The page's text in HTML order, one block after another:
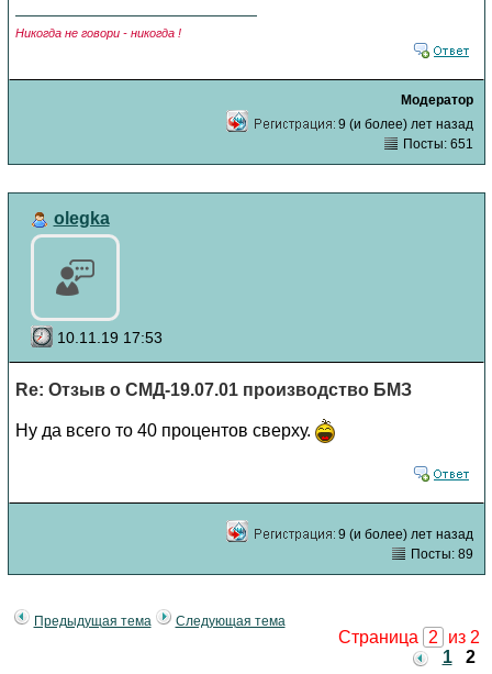
Никогда не говори - никогда !
Модератор
9 (и более) лет назад
Посты: 651
olegka
10.11.19 17:53
Re: Отзыв о СМД-19.07.01 производство БМЗ
Ну да всего то 40 процентов сверху.
9 (и более) лет назад
Посты: 89
Предыдущая тема Следующая тема
Страница 2
из 2
1
2